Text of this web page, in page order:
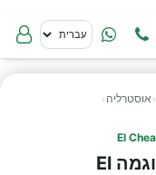
› אוסטרליה ›
טיול בקראוון באוסטרליה לדוגמה El